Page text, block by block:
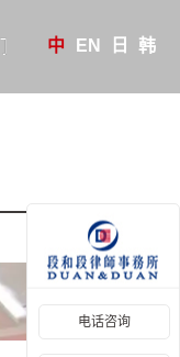
EN
中 日 韩
电话咨询